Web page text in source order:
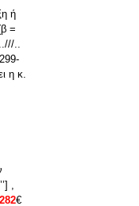
ή
=
..
η κ.
,
€